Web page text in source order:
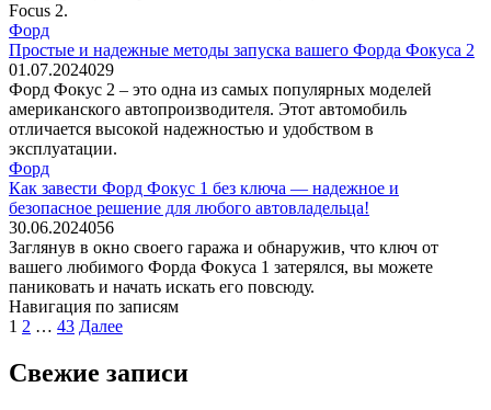
Focus 2.
Форд
Простые и надежные методы запуска вашего Форда Фокуса 2
01.07.2024029
Форд Фокус 2 – это одна из самых популярных моделей
американского автопроизводителя. Этот автомобиль
отличается высокой надежностью и удобством в
эксплуатации.
Форд
Как завести Форд Фокус 1 без ключа — надежное и
безопасное решение для любого автовладельца!
30.06.2024056
Заглянув в окно своего гаража и обнаружив, что ключ от
вашего любимого Форда Фокуса 1 затерялся, вы можете
паниковать и начать искать его повсюду.
Навигация по записям
1 2 … 43 Далее
Свежие записи